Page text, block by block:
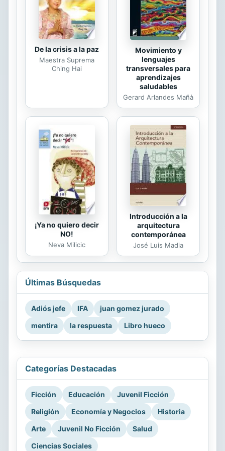
sectores de la inteligencia española
decimonónica, en concreto,
ideólogos intrasigentes y...
De la crisis a la paz
Maestra Suprema
Ching Hai
Movimiento y
lenguajes
transversales para
aprendizajes
saludables
Gerard Arlandes Mañà
¡Ya no quiero decir
NO!
Neva Milicic
Introducción a la
arquitectura
contemporánea
José Luis Madia
Últimas Búsquedas
Adiós jefe IFA
juan gomez jurado
mentira
la respuesta Libro hueco
Categorías Destacadas
Ficción Educación
Juvenil Ficción
Religión
Economía y Negocios
Historia
Arte
Juvenil No Ficción
Salud
Ciencias Sociales